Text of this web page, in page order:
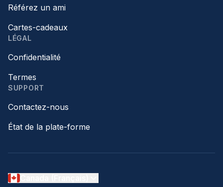
Référez un ami
Cartes-cadeaux
LÉGAL
Confidentialité
Termes
SUPPORT
Contactez-nous
État de la plate-forme